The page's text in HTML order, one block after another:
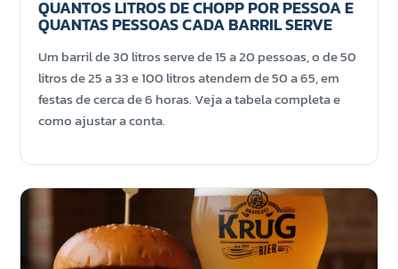
QUANTOS LITROS DE CHOPP POR PESSOA E
QUANTAS PESSOAS CADA BARRIL SERVE
Um barril de 30 litros serve de 15 a 20 pessoas, o de 50
litros de 25 a 33 e 100 litros atendem de 50 a 65, em
festas de cerca de 6 horas. Veja a tabela completa e
como ajustar a conta.